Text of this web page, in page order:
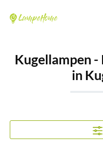
Kugellampen
in